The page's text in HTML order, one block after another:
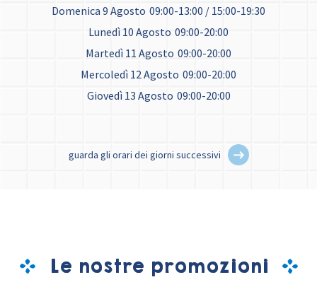
Domenica 9 Agosto 09:00-13:00 / 15:00-19:30
Lunedì 10 Agosto 09:00-20:00
Martedì 11 Agosto 09:00-20:00
Mercoledì 12 Agosto 09:00-20:00
Giovedì 13 Agosto 09:00-20:00
guarda gli orari dei giorni successivi
Le nostre promozioni